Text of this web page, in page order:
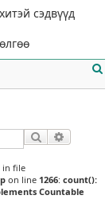
сэдвүүд
Хайлт
in file
on line 1266: count():
Countable